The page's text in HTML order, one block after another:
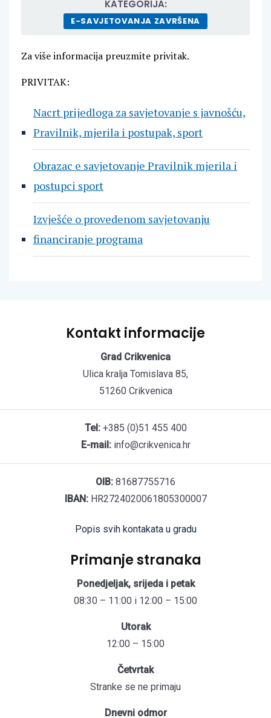
KATEGORIJA:
E-SAVJETOVANJA ZAVRŠENA
Za više informacija preuzmite privitak.
PRIVITAK:
Nacrt prijedloga za savjetovanje s javnošću,
Pravilnik, mjerila i postupak, sport
Obrazac e savjetovanje Pravilnik mjerila i
postupci sport
Izvješće o provedenom savjetovanju
financiranje programa
Kontakt informacije
Grad Crikvenica
Ulica kralja Tomislava 85,
51260 Crikvenica
Tel:+385 (0)51 455 400
E-mail:info@crikvenica.hr
OIB: 81687755716
IBAN:HR2724020061805300007
Popis svih kontakata u gradu
Primanje stranaka
Ponedjeljak, srijeda i petak
08:30 – 11:00 i 12:00 – 15:00
Utorak
12:00 – 15:00
Četvrtak
Stranke se ne primaju
Dnevni odmor